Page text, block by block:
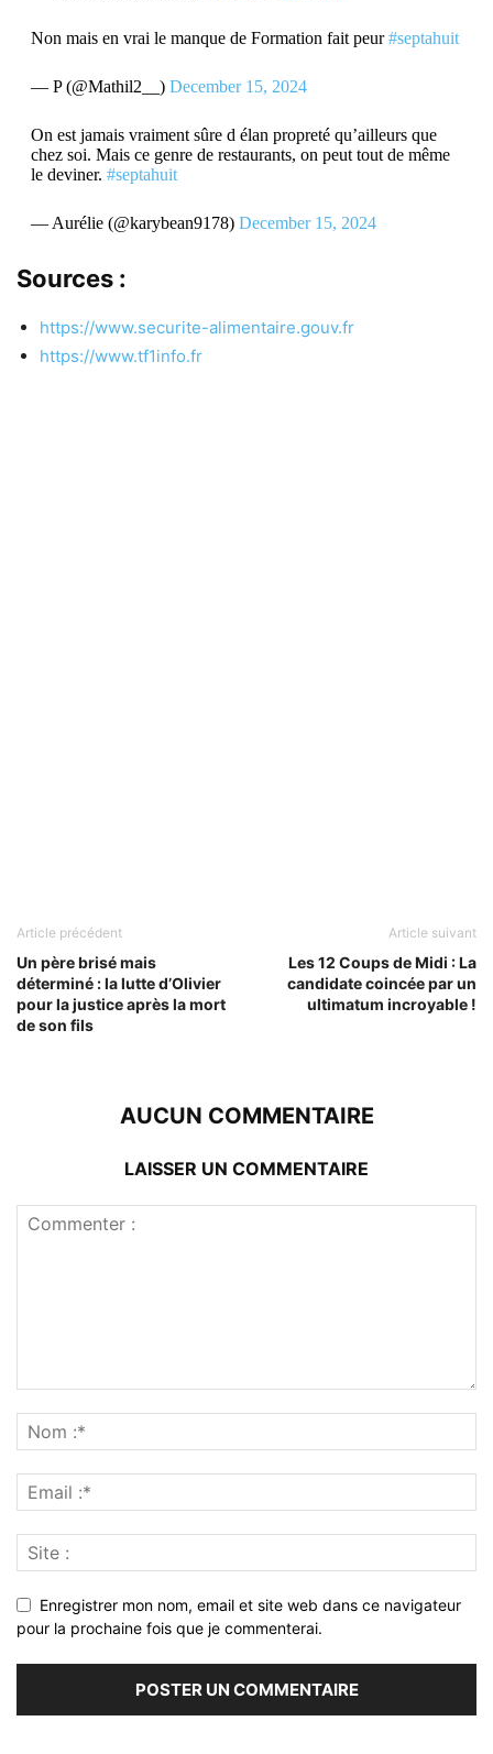
Non mais en vrai le manque de Formation fait peur#septahuit
— P (@Mathil2__) December 15, 2024
On est jamais vraiment sûre d élan propreté qu’ailleurs que
chez soi. Mais ce genre de restaurants, on peut tout de même
le deviner. #septahuit
— Aurélie (@karybean9178) December 15, 2024
Sources :
https://www.securite-alimentaire.gouv.fr
https://www.tf1info.fr
Article précédent
Un père brisé mais
déterminé : la lutte d’Olivier
pour la justice après la mort
de son fils
Article suivant
Les 12 Coups de Midi : La
candidate coincée par un
ultimatum incroyable !
AUCUN COMMENTAIRE
LAISSER UN COMMENTAIRE
Enregistrer mon nom, email et site web dans ce navigateur
pour la prochaine fois que je commenterai.